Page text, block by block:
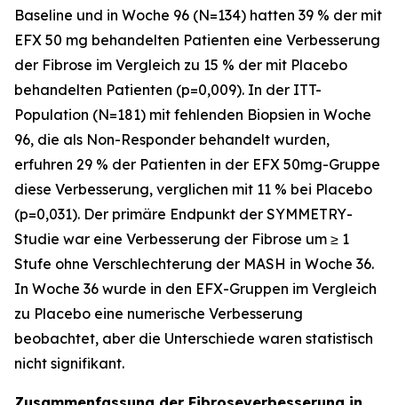
Baseline und in Woche 96 (N=134) hatten 39 % der mit
EFX 50 mg behandelten Patienten eine Verbesserung
der Fibrose im Vergleich zu 15 % der mit Placebo
behandelten Patienten (p=0,009). In der ITT-
Population (N=181) mit fehlenden Biopsien in Woche
96, die als Non-Responder behandelt wurden,
erfuhren 29 % der Patienten in der EFX 50mg-Gruppe
diese Verbesserung, verglichen mit 11 % bei Placebo
(p=0,031). Der primäre Endpunkt der SYMMETRY-
Studie war eine Verbesserung der Fibrose um ≥ 1
Stufe ohne Verschlechterung der MASH in Woche 36.
In Woche 36 wurde in den EFX-Gruppen im Vergleich
zu Placebo eine numerische Verbesserung
beobachtet, aber die Unterschiede waren statistisch
nicht signifikant.